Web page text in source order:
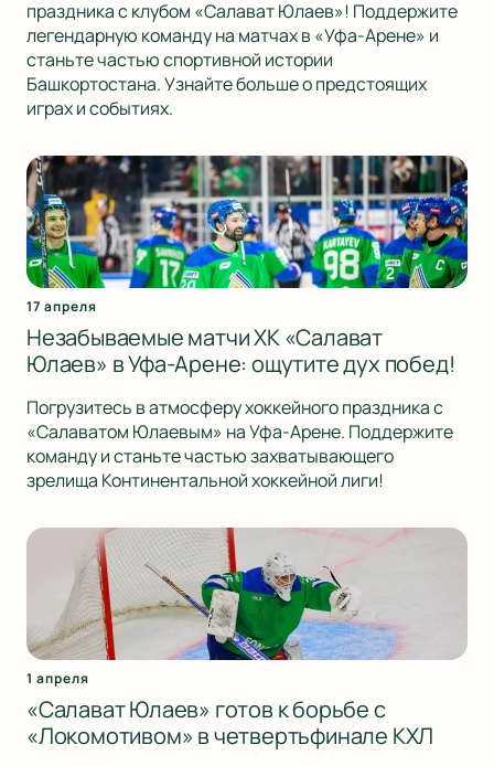
праздника с клубом «Салават Юлаев»! Поддержите
легендарную команду на матчах в «Уфа-Арене» и
станьте частью спортивной истории
Башкортостана. Узнайте больше о предстоящих
играх и событиях.
17 апреля
Незабываемые матчи ХК «Салават
Юлаев» в Уфа-Арене: ощутите дух побед!
Погрузитесь в атмосферу хоккейного праздника с
«Салаватом Юлаевым» на Уфа-Арене. Поддержите
команду и станьте частью захватывающего
зрелища Континентальной хоккейной лиги!
1 апреля
«Салават Юлаев» готов к борьбе с
«Локомотивом» в четвертьфинале КХЛ